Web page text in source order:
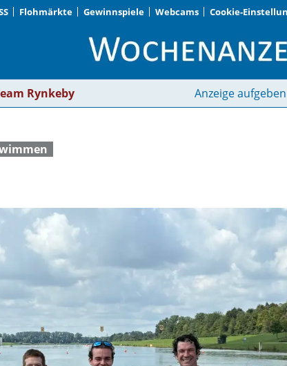
Flohmärkte Gewinnspiele Webcams Cookie-
|
Rynkeby Anzeige aufgeben